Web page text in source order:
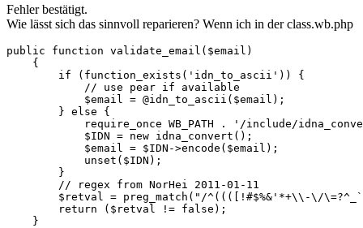
Fehler bestätigt.
Wie lässt sich das sinnvoll reparieren? Wenn ich in der class.wb.php
public function validate_email($email)
    {
        if (function_exists('idn_to_ascii')) {
            // use pear if available
            $email = @idn_to_ascii($email);
        } else {
require_once WB_PATH . '/include/
            $IDN = new idna_convert();
            $email = $IDN->encode($email);
            unset($IDN);
        }
        // regex from NorHei 2011-01-11
$retval = preg_match("/^((([!#$%&'*+\\-\/
        return ($retval != false);
    }